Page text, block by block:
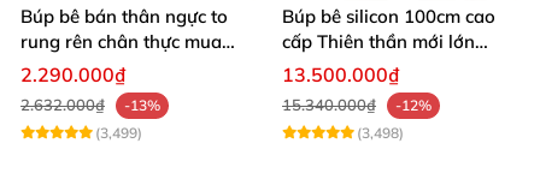
Búp bê tình dục tóc đỏ Irontech Doll 159cm Layla S39 đầy đặn,
Búp bê bán thân ngực to
rung rên chân thực mua
ngay
2.290.000₫
2.632.000₫
-13%
(3,499)
Búp bê silicon 100cm cao
cấp Thiên thần mới lớn
mượt mà mềm mại
13.500.000₫
15.340.000₫
-12%
(3,498)